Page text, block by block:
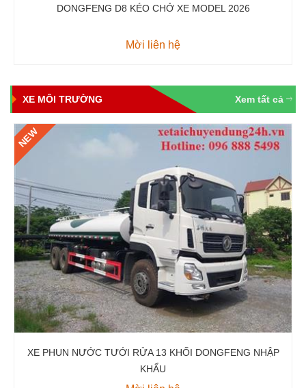
DONGFENG D8 KÉO CHỞ XE MODEL 2026
Mời liên hệ
XE MÔI TRƯỜNG Xem tất cả
NEW
XE PHUN NƯỚC TƯỚI RỬA 13 KHỐI DONGFENG NHẬP
KHẨU